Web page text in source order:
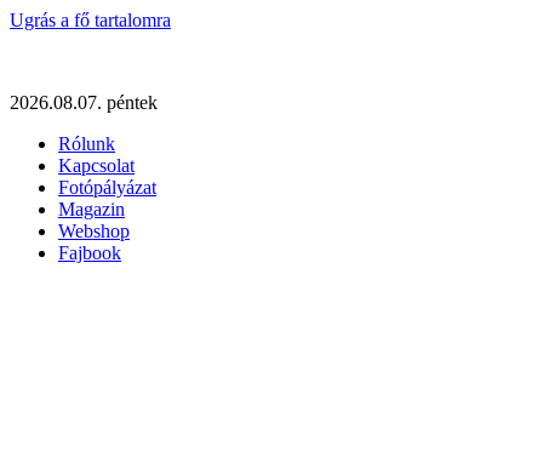
Ugrás a fő tartalomra
2026.08.07. péntek
Rólunk
Kapcsolat
Fotópályázat
Magazin
Webshop
Fajbook